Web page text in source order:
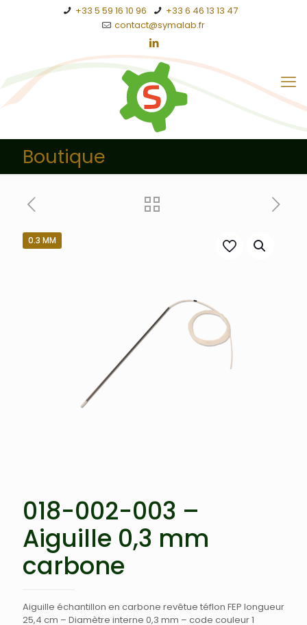
+33 5 59 16 10 96
+33 6 46 13 13 47
contact@symalab.fr
Boutique
0.3 MM
018-002-003 –
Aiguille 0,3 mm
carbone
Aiguille échantillon en carbone revêtue téflon FEP longueur
25,4 cm – Diamètre interne 0,3 mm – code couleur 1